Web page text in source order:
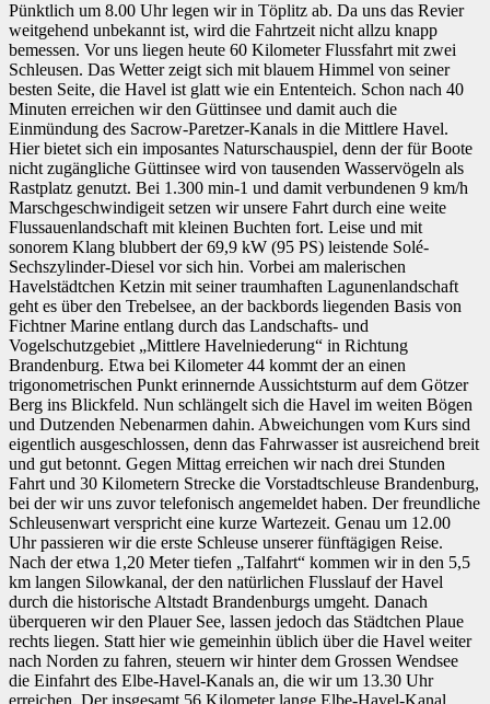
Pünktlich um 8.00 Uhr legen wir in Töplitz ab. Da uns das Revier
weitgehend unbekannt ist, wird die Fahrtzeit nicht allzu knapp
bemessen. Vor uns liegen heute 60 Kilometer Flussfahrt mit zwei
Schleusen. Das Wetter zeigt sich mit blauem Himmel von seiner
besten Seite, die Havel ist glatt wie ein Ententeich. Schon nach 40
Minuten erreichen wir den Güttinsee und damit auch die
Einmündung des Sacrow-Paretzer-Kanals in die Mittlere Havel.
Hier bietet sich ein imposantes Naturschauspiel, denn der für Boote
nicht zugängliche Güttinsee wird von tausenden Wasservögeln als
Rastplatz genutzt. Bei 1.300 min-1 und damit verbundenen 9 km/h
Marschgeschwindigeit setzen wir unsere Fahrt durch eine weite
Flussauenlandschaft mit kleinen Buchten fort. Leise und mit
sonorem Klang blubbert der 69,9 kW (95 PS) leistende Solé-
Sechszylinder-Diesel vor sich hin. Vorbei am malerischen
Havelstädtchen Ketzin mit seiner traumhaften Lagunenlandschaft
geht es über den Trebelsee, an der backbords liegenden Basis von
Fichtner Marine entlang durch das Landschafts- und
Vogelschutzgebiet „Mittlere Havelniederung“ in Richtung
Brandenburg. Etwa bei Kilometer 44 kommt der an einen
trigonometrischen Punkt erinnernde Aussichtsturm auf dem Götzer
Berg ins Blickfeld. Nun schlängelt sich die Havel im weiten Bögen
und Dutzenden Nebenarmen dahin. Abweichungen vom Kurs sind
eigentlich ausgeschlossen, denn das Fahrwasser ist ausreichend breit
und gut betonnt. Gegen Mittag erreichen wir nach drei Stunden
Fahrt und 30 Kilometern Strecke die Vorstadtschleuse Brandenburg,
bei der wir uns zuvor telefonisch angemeldet haben. Der freundliche
Schleusenwart verspricht eine kurze Wartezeit. Genau um 12.00
Uhr passieren wir die erste Schleuse unserer fünftägigen Reise.
Nach der etwa 1,20 Meter tiefen „Talfahrt“ kommen wir in den 5,5
km langen Silowkanal, der den natürlichen Flusslauf der Havel
durch die historische Altstadt Brandenburgs umgeht. Danach
überqueren wir den Plauer See, lassen jedoch das Städtchen Plaue
rechts liegen. Statt hier wie gemeinhin üblich über die Havel weiter
nach Norden zu fahren, steuern wir hinter dem Grossen Wendsee
die Einfahrt des Elbe-Havel-Kanals an, die wir um 13.30 Uhr